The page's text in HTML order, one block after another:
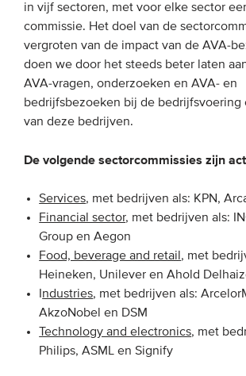
Benchmarking
CONTACT
in vijf sectoren, met voor elke sector
commissie. Het doel van de
vergroten van de impact van de AVA-
doen we door het steeds beter laten
AVA-vragen, onderzoeken en AVA- en
bedrijfsbezoeken bij de bedrijfsvoering
van deze bedrijven.
De volgende sectorcommissies zijn
Services, met bedrijven als: KPN,
Financial sector, met bedrijven als:
Group en Aegon
Food, beverage and retail , met
Heineken, Unilever en Ahold
ndustries, met bedrijven als:
AkzoNobel en DSM
Technology and electronics, met
Philips, ASML en Signify